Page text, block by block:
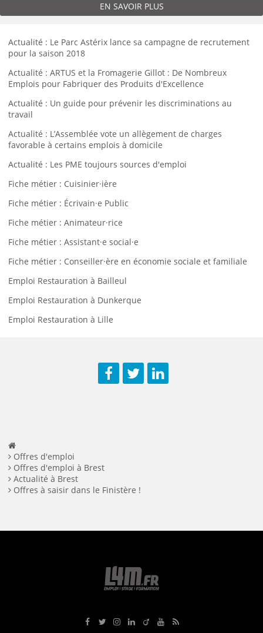
EN SAVOIR PLUS
Actualité : Le Parc Astérix lance sa campagne de recrutement
pour la saison 2018
Actualité : ARTUS et la Fromagerie Gillot : De Nombreux
Emplois pour Fabriquer des Produits d'Excellence
Actualité : Un guide pour prévenir les discriminations au
travail
Actualité : L’Assemblée vote un allègement de charges
favorable à certains emplois à domicile
Actualité : Les PME toujours sources d'emploi
Fiche métier : Cuisinier·ière
Fiche métier : Écrivain·e Public
Fiche métier : Animateur·rice
Fiche métier : Assistant·e social·e
Fiche métier : Conseiller·ère en économie sociale et familiale
Emploi Restauration à Bailleul
Emploi Restauration à Dunkerque
Emploi Restauration à Lille
Offres d'emploi
Offres d'emploi à Brest
Actualité à Brest
Offres à saisir dans le Finistère !